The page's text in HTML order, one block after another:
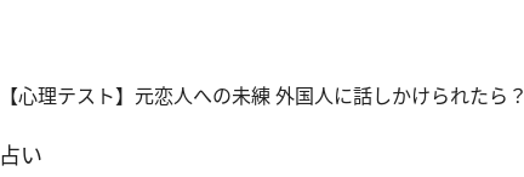
【心理テスト】元恋人への未練 外国人に話しかけられたら？
占い